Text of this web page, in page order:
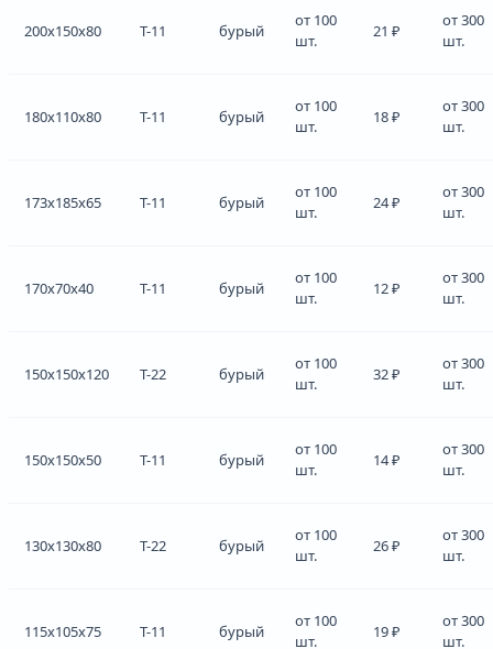
200x150x80 Т-11 бурый
от 100
шт.
21 ₽
от 300
шт.
180x110x80 Т-11 бурый
от 100
шт.
18 ₽
от 300
шт.
173x185x65 Т-11 бурый
от 100
шт.
24 ₽
от 300
шт.
170x70x40 Т-11 бурый
от 100
шт.
12 ₽
от 300
шт.
150x150x120 Т-22 бурый
от 100
шт.
32 ₽
от 300
шт.
150x150x50 Т-11 бурый
от 100
шт.
14 ₽
от 300
шт.
130x130x80 Т-22 бурый
от 100
шт.
26 ₽
от 300
шт.
115x105x75 Т-11 бурый
от 100
шт.
19 ₽
от 300
шт.